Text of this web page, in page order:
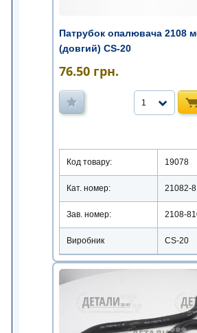
Патрубок опалювача 2108
(довгий) CS-20
76.50 грн.
1
Код товару: 19078
Кат. номер: 21082-
Зав. номер: 2108-
Виробник CS-20